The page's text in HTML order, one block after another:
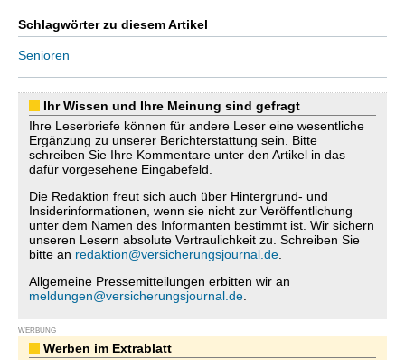
Schlagwörter zu diesem Artikel
Senioren
Ihr Wissen und Ihre Meinung sind gefragt
Ihre Leserbriefe können für andere Leser eine wesentliche
Ergänzung zu unserer Berichterstattung sein. Bitte
schreiben Sie Ihre Kommentare unter den Artikel in das
dafür vorgesehene Eingabefeld.
Die Redaktion freut sich auch über Hintergrund- und
Insiderinformationen, wenn sie nicht zur Veröffentlichung
unter dem Namen des Informanten bestimmt ist. Wir sichern
unseren Lesern absolute Vertraulichkeit zu. Schreiben Sie
bitte an redaktion@versicherungsjournal.de
Allgemeine Pressemitteilungen erbitten wir an
meldungen@versicherungsjournal.de
WERBUNG
Werben im Extrablatt